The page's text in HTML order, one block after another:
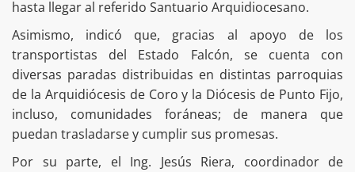
hasta llegar al referido Santuario Arquidiocesano.
Asimismo, indicó que, gracias al apoyo de los
transportistas del Estado Falcón, se cuenta con
diversas paradas distribuidas en distintas parroquias
de la Arquidiócesis de Coro y la Diócesis de Punto Fijo,
incluso, comunidades foráneas; de manera que
puedan trasladarse y cumplir sus promesas.
Por su parte, el Ing. Jesús Riera, coordinador de